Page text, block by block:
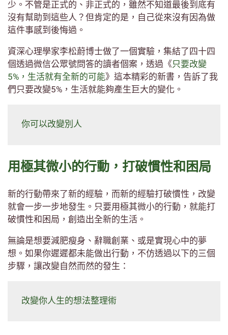
少。不管是正式的、非正式的，雖然不知道最後到底有
沒有幫助到這些人？但肯定的是，自己從來沒有因為做
這件事感到後悔過。
資深心理學家李松蔚博士做了一個實驗，集結了四十四
個透過微信公眾號問答的讀者個案，透過《只要改變
5%，生活就有全新的可能》這本精彩的新書，告訴了我
們只要改變5%，生活就能夠產生巨大的變化。
你可以改變別人
用極其微小的行動，打破慣性和困局
新的行動帶來了新的經驗，而新的經驗打破慣性，改變
就會一步一步地發生。只要用極其微小的行動，就能打
破慣性和困局，創造出全新的生活。
無論是想要減肥瘦身、辭職創業、或是實現心中的夢
想。如果你遲遲都未能做出行動，不仿透過以下的三個
步驟，讓改變自然而然的發生：
改變你人生的想法整理術